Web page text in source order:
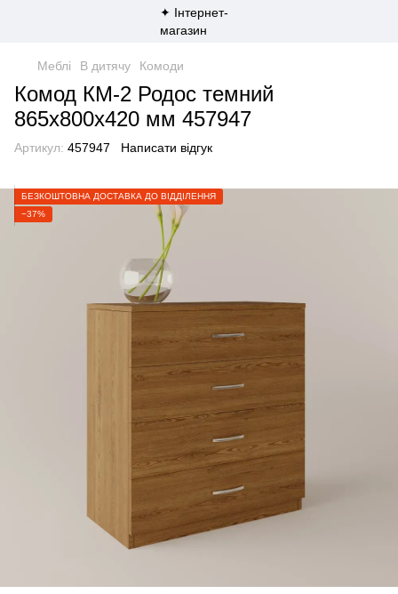
Меблі В дитячу Комоди
Комод КМ-2 Родос темний
865х800х420 мм 457947
Артикул: 457947 Написати відгук
БЕЗКОШТОВНА ДОСТАВКА ДО ВІДДІЛЕННЯ
−37%